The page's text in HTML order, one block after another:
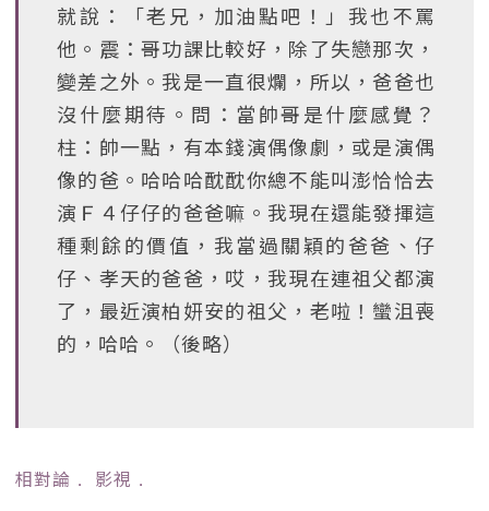
就說：「老兄，加油點吧！」我也不罵
他。震：哥功課比較好，除了失戀那次，
變差之外。我是一直很爛，所以，爸爸也
沒什麼期待。問：當帥哥是什麼感覺？
柱：帥一點，有本錢演偶像劇，或是演偶
像的爸。哈哈哈酖酖你總不能叫澎恰恰去
演Ｆ４仔仔的爸爸嘛。我現在還能發揮這
種剩餘的價值，我當過關穎的爸爸、仔
仔、孝天的爸爸，哎，我現在連祖父都演
了，最近演柏妍安的祖父，老啦！蠻沮喪
的，哈哈。（後略）
相對論 ﹒ 影視 ﹒